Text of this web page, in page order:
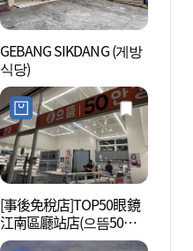
GEBANG SIKDANG (게방
식당)
[事後免稅店]TOP50眼鏡
江南區廳站店(으뜸50안
경 강남구청역점)